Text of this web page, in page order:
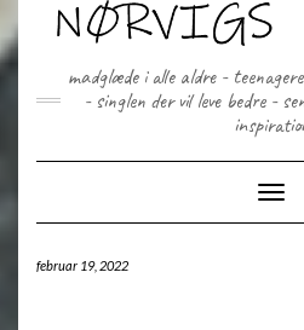
content
madglæde i alle aldre -
- singlen der vil leve bedre -
februar 19, 2022